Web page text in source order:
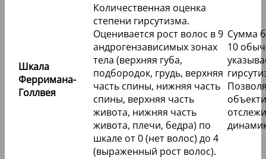
Шкала
Ферримана-
Голлвея
Количественная оценка
степени гирсутизма.
Оценивается рост волос в 9
андрогензависимых зонах
тела (верхняя губа,
подбородок, грудь, верхняя
часть спины, нижняя часть
спины, верхняя часть
живота, нижняя часть
живота, плечи, бедра) по
шкале от 0 (нет волос) до 4
(выраженный рост волос).
Сумма
10